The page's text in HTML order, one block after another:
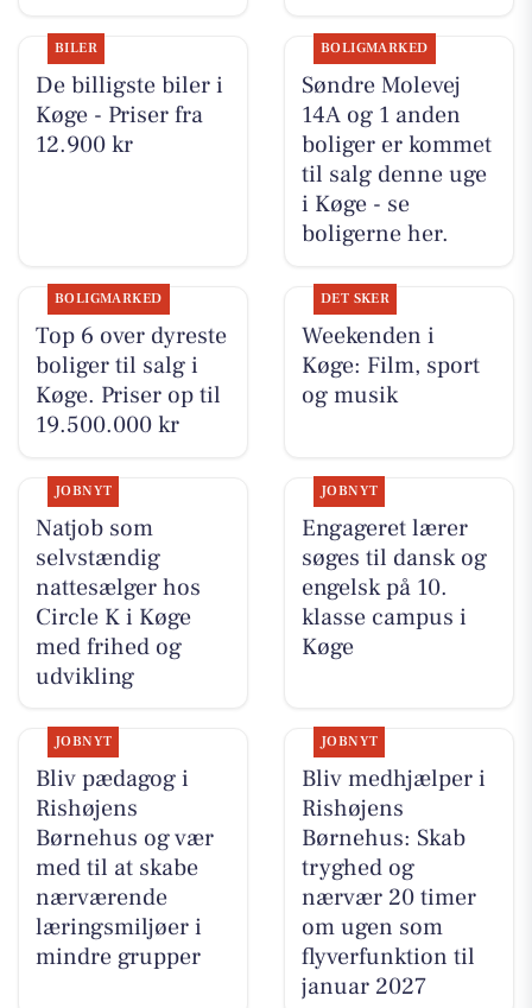
BILER
De billigste biler i
Køge - Priser fra
12.900 kr
BOLIGMARKED
Søndre Molevej
14A og 1 anden
boliger er kommet
til salg denne uge
i Køge - se
boligerne her.
BOLIGMARKED
Top 6 over dyreste
boliger til salg i
Køge. Priser op til
19.500.000 kr
DET SKER
Weekenden i
Køge: Film, sport
og musik
JOBNYT
Natjob som
selvstændig
nattesælger hos
Circle K i Køge
med frihed og
udvikling
JOBNYT
Engageret lærer
søges til dansk og
engelsk på 10.
klasse campus i
Køge
JOBNYT
Bliv pædagog i
Rishøjens
Børnehus og vær
med til at skabe
nærværende
læringsmiljøer i
mindre grupper
JOBNYT
Bliv medhjælper i
Rishøjens
Børnehus: Skab
tryghed og
nærvær 20 timer
om ugen som
flyverfunktion til
januar 2027